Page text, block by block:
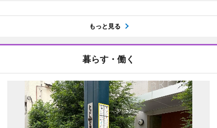
もっと見る
暮らす・働く